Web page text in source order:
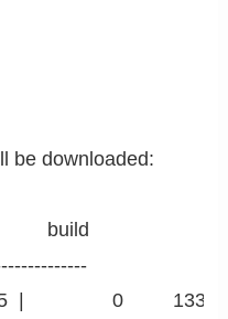
be downloaded:
build
0         133